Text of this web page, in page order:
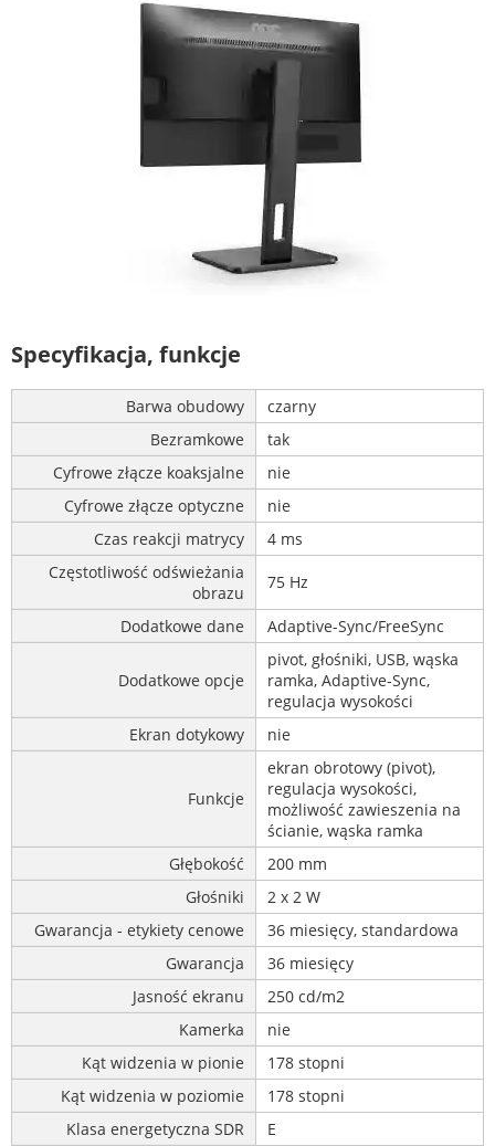
Specyfikacja, funkcje
Barwa obudowy
czarny
Bezramkowe
tak
Cyfrowe złącze koaksjalne
nie
Cyfrowe złącze optyczne
nie
Czas reakcji matrycy
4 ms
Częstotliwość odświeżania
obrazu
75 Hz
Dodatkowe dane Adaptive-Sync/FreeSync
Dodatkowe opcje
pivot, głośniki, USB, wąska
ramka, Adaptive-Sync,
regulacja wysokości
Ekran dotykowy
nie
Funkcje
ekran obrotowy (pivot),
regulacja wysokości,
możliwość zawieszenia na
ścianie, wąska ramka
Głębokość
200 mm
Głośniki
2 x 2 W
Gwarancja - etykiety cenowe
36 miesięcy, standardowa
Gwarancja
36 miesięcy
Jasność ekranu
250 cd/m2
Kamerka
nie
Kąt widzenia w pionie
178 stopni
Kąt widzenia w poziomie
178 stopni
Klasa energetyczna SDR
E